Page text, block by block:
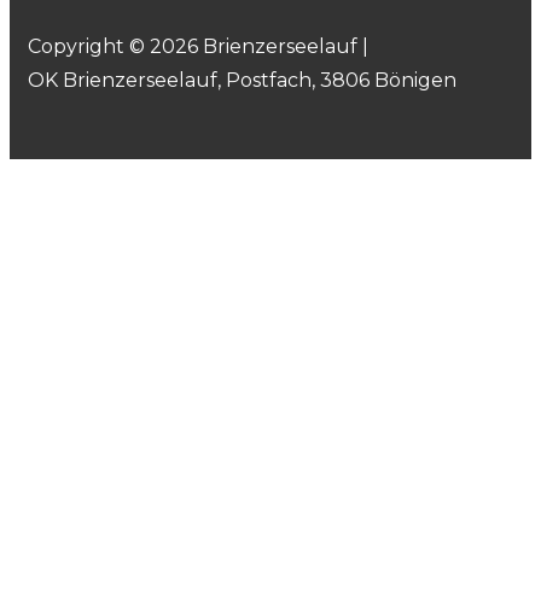
Copyright © 2026 Brienzerseelauf |
OK Brienzerseelauf, Postfach, 3806 Bönigen